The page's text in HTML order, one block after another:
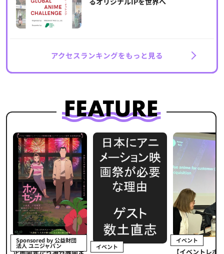
アクセスランキングをもっと見る
Sponsored by 公益財団
法人 ユニジャパン
企画開発から海外展開ま
イベント
イベント
【イベントレポ